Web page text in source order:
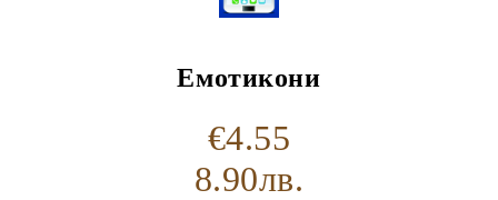
Емотикони
€4.55
8.90лв.